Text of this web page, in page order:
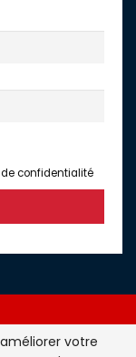
confidentialité
votre